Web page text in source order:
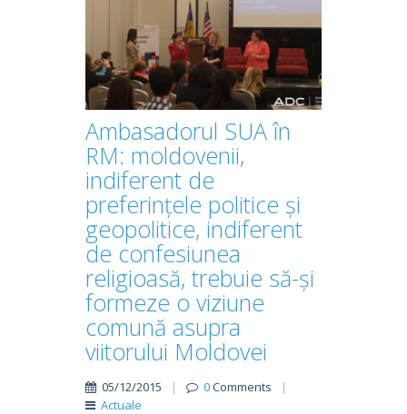
Ambasadorul SUA în
RM: moldovenii,
indiferent de
preferințele politice și
geopolitice, indiferent
de confesiunea
religioasă, trebuie să-și
formeze o viziune
comună asupra
viitorului Moldovei
05/12/2015 | 0Comments
|
Actuale